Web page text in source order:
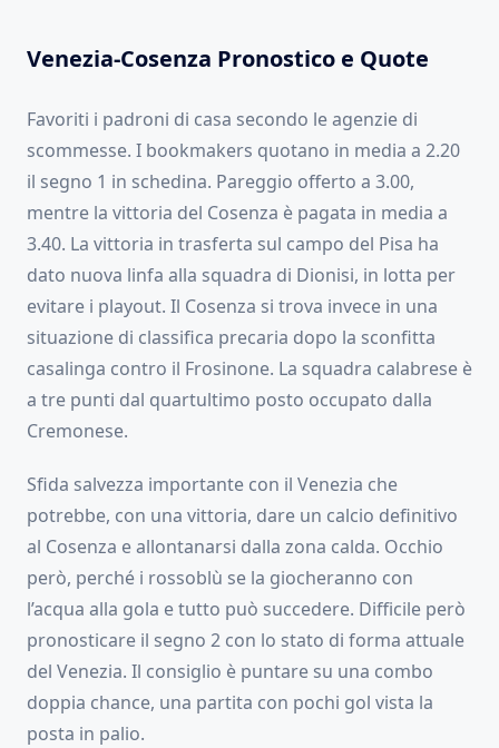
Venezia-Cosenza Pronostico e Quote
Favoriti i padroni di casa secondo le agenzie di
scommesse. I bookmakers quotano in media a 2.20
il segno 1 in schedina. Pareggio offerto a 3.00,
mentre la vittoria del Cosenza è pagata in media a
3.40. La vittoria in trasferta sul campo del Pisa ha
dato nuova linfa alla squadra di Dionisi, in lotta per
evitare i playout. Il Cosenza si trova invece in una
situazione di classifica precaria dopo la sconfitta
casalinga contro il Frosinone. La squadra calabrese è
a tre punti dal quartultimo posto occupato dalla
Cremonese.
Sfida salvezza importante con il Venezia che
potrebbe, con una vittoria, dare un calcio definitivo
al Cosenza e allontanarsi dalla zona calda. Occhio
però, perché i rossoblù se la giocheranno con
l’acqua alla gola e tutto può succedere. Difficile però
pronosticare il segno 2 con lo stato di forma attuale
del Venezia. Il consiglio è puntare su una combo
doppia chance, una partita con pochi gol vista la
posta in palio.